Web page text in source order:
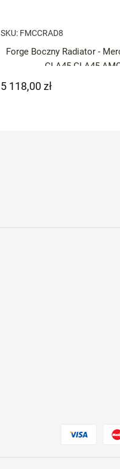
SKU: FMCCRAD8
Forge Boczny Radiator -
CLA45 GLA45
Cena
5 118,00 zł